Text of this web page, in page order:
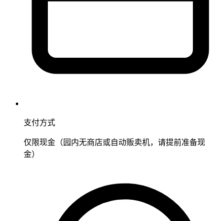
支付方式
仅限现金（园内无商店或自动贩卖机，请提前准备现
金）